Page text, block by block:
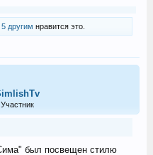
5 другим нравится это.
Участник
был посвещен стилю